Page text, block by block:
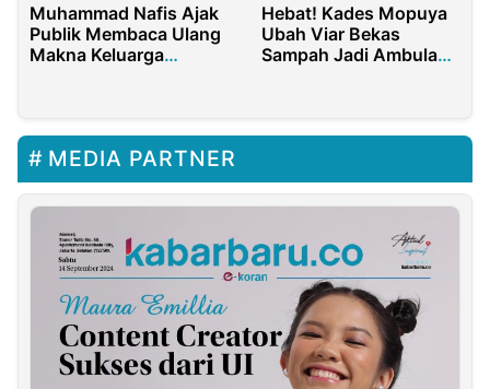
Muhammad Nafis Ajak
Publik Membaca Ulang
Makna Keluarga
Hebat! Kades Mopuya
Ubah Viar Bekas
Sampah Jadi Ambulans
MEDIA PARTNER